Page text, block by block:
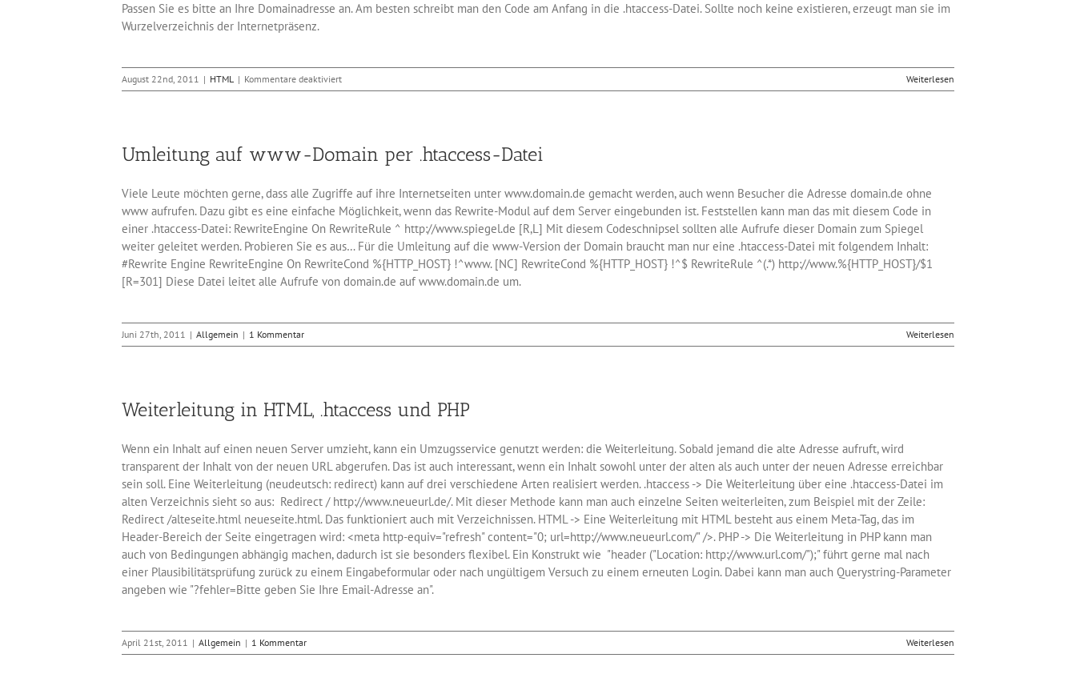
Passen Sie es bitte an Ihre Domainadresse an. Am besten schreibt man den Code am Anfang in die .htaccess-Datei. Sollte noch keine existieren, erzeugt man sie im
Wurzelverzeichnis der Internetpräsenz.
August 22nd, 2011 | HTML | Kommentare deaktiviertfür
Aufrufe
www.meineadresse.de
umleiten
Weiterlesen
Umleitung auf www-Domain per .htaccess-Datei
Viele Leute möchten gerne, dass alle Zugriffe auf ihre Internetseiten unter www.domain.de gemacht werden, auch wenn Besucher die Adresse domain.de ohne
www aufrufen. Dazu gibt es eine einfache Möglichkeit, wenn das Rewrite-Modul auf dem Server eingebunden ist. Feststellen kann man das mit diesem Code in
einer .htaccess-Datei: RewriteEngine On RewriteRule ^ http://www.spiegel.de [R,L] Mit diesem Codeschnipsel sollten alle Aufrufe dieser Domain zum Spiegel
weiter geleitet werden. Probieren Sie es aus… Für die Umleitung auf die www-Version der Domain braucht man nur eine .htaccess-Datei mit folgendem Inhalt:
#Rewrite Engine RewriteEngine On RewriteCond %{HTTP_HOST} !^www. [NC] RewriteCond %{HTTP_HOST} !^$ RewriteRule ^(.*) http://www.%{HTTP_HOST}/$1
[R=301] Diese Datei leitet alle Aufrufe von domain.de auf www.domain.de um.
Juni 27th, 2011 | Allgemein | 1 Kommentar Weiterlesen
Weiterleitung in HTML, .htaccess und PHP
Wenn ein Inhalt auf einen neuen Server umzieht, kann ein Umzugsservice genutzt werden: die Weiterleitung. Sobald jemand die alte Adresse aufruft, wird
transparent der Inhalt von der neuen URL abgerufen. Das ist auch interessant, wenn ein Inhalt sowohl unter der alten als auch unter der neuen Adresse erreichbar
sein soll. Eine Weiterleitung (neudeutsch: redirect) kann auf drei verschiedene Arten realisiert werden. .htaccess -> Die Weiterleitung über eine .htaccess-Datei im
alten Verzeichnis sieht so aus: Redirect / http://www.neueurl.de/. Mit dieser Methode kann man auch einzelne Seiten weiterleiten, zum Beispiel mit der Zeile:
Redirect /alteseite.html neueseite.html. Das funktioniert auch mit Verzeichnissen. HTML -> Eine Weiterleitung mit HTML besteht aus einem Meta-Tag, das im
Header-Bereich der Seite eingetragen wird: <meta http-equiv="refresh" content="0; url=http://www.neueurl.com/" />. PHP -> Die Weiterleitung in PHP kann man
auch von Bedingungen abhängig machen, dadurch ist sie besonders flexibel. Ein Konstrukt wie "header ("Location: http://www.url.com/");" führt gerne mal nach
einer Plausibilitätsprüfung zurück zu einem Eingabeformular oder nach ungültigem Versuch zu einem erneuten Login. Dabei kann man auch Querystring-Parameter
angeben wie "?fehler=Bitte geben Sie Ihre Email-Adresse an".
April 21st, 2011 | Allgemein | 1 Kommentar Weiterlesen